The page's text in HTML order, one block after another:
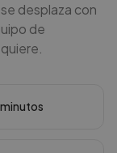
desplaza con
de